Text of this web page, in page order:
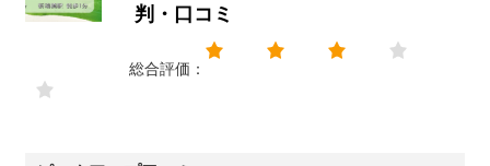
判・口コミ
総合評価：